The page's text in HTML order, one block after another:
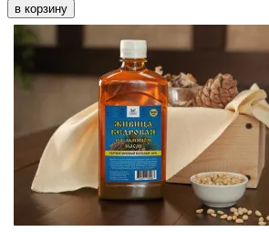
в корзину